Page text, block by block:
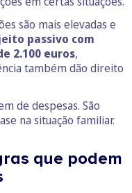
são mais elevadas e
passivo com
2.100 euros,
também dão direito
de despesas. São
na situação familiar.
que podem